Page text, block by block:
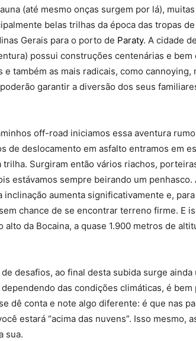
(até mesmo onças surgem por lá),
belas trilhas da época das tropas
Gerais para o porto de Paraty. A cidade
possui construções centenárias e bem
também as mais radicais, como cannoying,
garantir a diversão dos seus
off-road iniciamos essa aventura
de deslocamento em asfalto entramos em
Surgiram então vários riachos,
estávamos sempre beirando um penhasco.
aumenta significativamente e,
chance de se encontrar terreno firme. E
da Bocaina, a quase 1.900 metros de
desafios, ao final desta subida surge ainda
das condições climáticas, é bem
dê conta e note algo diferente: é que nas
estará “acima das nuvens”. Isso mesmo,
sua.